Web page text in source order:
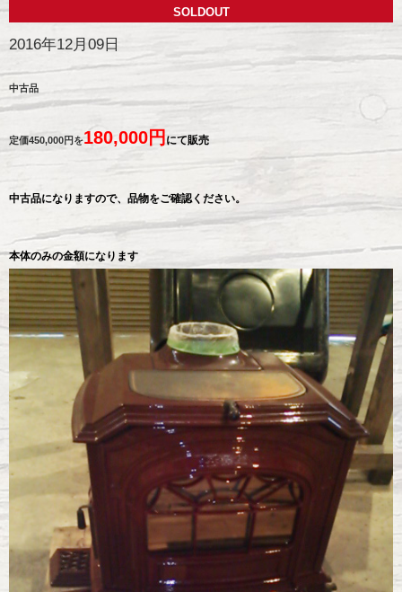
SOLDOUT
2016年12月09日
中古品
定価450,000円を180,000円 にて販売
中古品になりますので、品物をご確認ください。
本体のみの金額になります